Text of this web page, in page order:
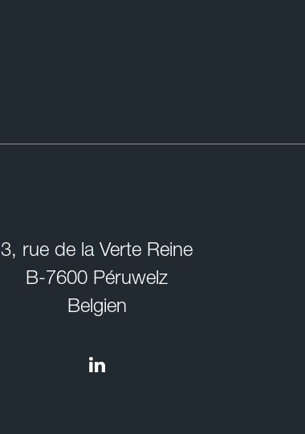
3, rue de la Verte Reine
B-7600 Péruwelz
Belgien